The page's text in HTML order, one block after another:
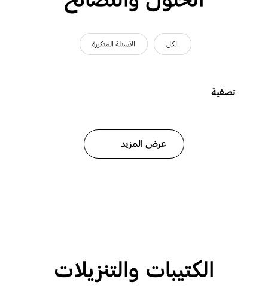
الكل الأسئلة المتكررة
تصفية
عرض المزيد
الكتيبات والتنزيلات